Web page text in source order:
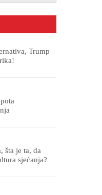
Trump
šta je ta, da
sjećanja?